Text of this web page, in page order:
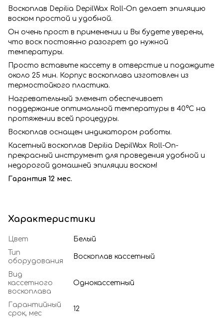
Воскоплав Depilia DepilWax Roll-On делает эпиляцию
воском простой и удобной.
Он очень прост в применении и Вы будете уверены,
что воск постоянно разогрет до нужной
температуры.
Просто вставьте кассету в отверстие и подождите
около 25 мин. Корпус воскоплава изготовлен из
термостойкого пластика.
Нагревательный элемент обеспечивает
поддержание оптимальной температуры в 40°С на
протяжении всей процедуры.
Воскоплав оснащен индикатором работы.
Касетный воскоплав Depilia DepilWax Roll-On-
прекрасный инструмент для проведения удобной и
недорогой домашней эпиляции воском!
Гарантия 12 мес.
Характеристики
Цвет
Белый
Тип
оборудования
Воскоплав кассетный
Вид
кассетного
воскоплава
Однокассетный
Гарантийный
срок, мес
12